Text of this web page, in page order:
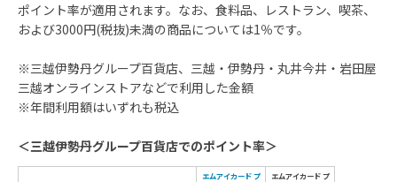
ポイント率が適用されます。なお、食料品、レストラン、喫茶、
および3000円(税抜)未満の商品については1％です。
※三越伊勢丹グループ百貨店、三越・伊勢丹・丸井今井・岩田屋
三越オンラインストアなどで利用した金額
※年間利用額はいずれも税込
＜三越伊勢丹グループ百貨店でのポイント率＞